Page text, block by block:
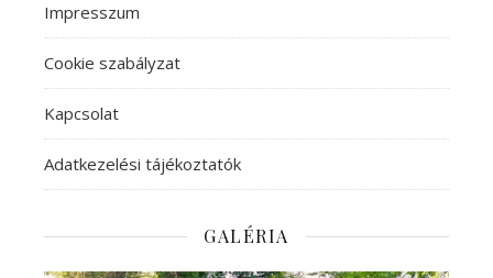
Impresszum
Cookie szabályzat
Kapcsolat
Adatkezelési tájékoztatók
GALÉRIA